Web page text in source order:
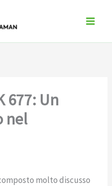
677: Un
nel
molto discusso